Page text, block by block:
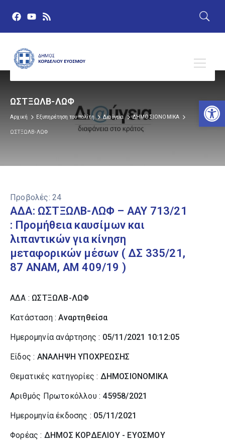
ΩΣΤΞΩΛΒ-ΛΩΦ
Αρχική Εξυπηρέτηση του πολίτη Διαύγεια ΔΗΜΟΣΙΟΝΟΜΙΚΑ
ΩΣΤΞΩΛΒ-ΛΩΦ
Προβολές: 24
ΑΔΑ: ΩΣΤΞΩΛΒ-ΛΩΦ – ΑΑΥ 713/21
: Προμήθεια καυσίμων και
λιπαντικών για κίνηση
μεταφορικών μέσων ( ΔΣ 335/21,
87 ΑΝΑΜ, ΑΜ 409/19 )
ΑΔΑ : ΩΣΤΞΩΛΒ-ΛΩΦ
Κατάσταση :Αναρτηθείσα
Ημερομηνία ανάρτησης : 05/11/2021 10:12:05
Είδος : ΑΝΑΛΗΨΗ ΥΠΟΧΡΕΩΣΗΣ
Θεματικές κατηγορίες : ΔΗΜΟΣΙΟΝΟΜΙΚΑ
Αριθμός Πρωτοκόλλου : 45958/2021
Ημερομηνία έκδοσης : 05/11/2021
Φορέας : ΔΗΜΟΣ ΚΟΡΔΕΛΙΟΥ - ΕΥΟΣΜΟΥ